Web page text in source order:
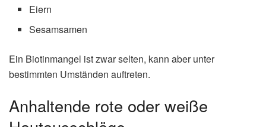
Eiern
Sesamsamen
Ein Biotinmangel ist zwar selten, kann aber unter
bestimmten Umständen auftreten.
Anhaltende rote oder weiße